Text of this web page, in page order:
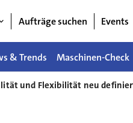
Aufträge suchen Events
& Trends Maschinen-Check
und Flexibilität neu